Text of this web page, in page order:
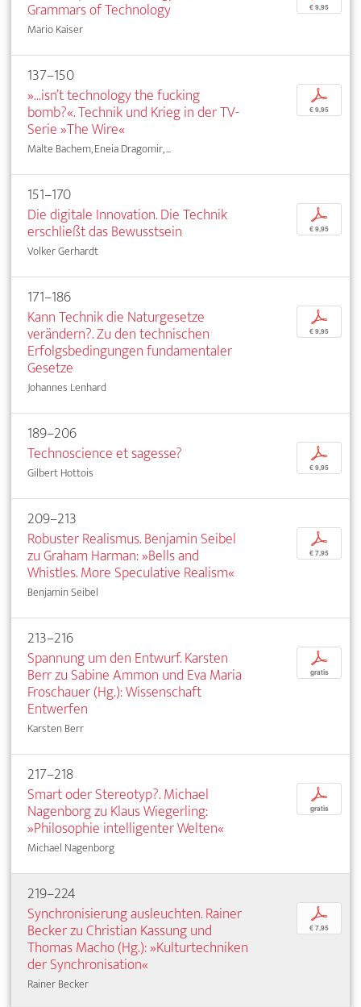
Grammars of Technology
Mario Kaiser
€ 9,95
137–150
»...isn’t technology the fucking
bomb?«. Technik und Krieg in der TV-
Serie »The Wire«
Malte Bachem, Eneia Dragomir, ...
p
€ 9,95
151–170
Die digitale Innovation. Die Technik
erschließt das Bewusstsein
Volker Gerhardt
p
€ 9,95
171–186
Kann Technik die Naturgesetze
verändern?. Zu den technischen
Erfolgsbedingungen fundamentaler
Gesetze
Johannes Lenhard
p
€ 9,95
189–206
Technoscience et sagesse?
Gilbert Hottois
p
€ 9,95
209–213
Robuster Realismus. Benjamin Seibel
zu Graham Harman: »Bells and
Whistles. More Speculative Realism«
Benjamin Seibel
p
€ 7,95
213–216
Spannung um den Entwurf. Karsten
Berr zu Sabine Ammon und Eva Maria
Froschauer (Hg.): Wissenschaft
Entwerfen
Karsten Berr
p
gratis
217–218
Smart oder Stereotyp?. Michael
Nagenborg zu Klaus Wiegerling:
»Philosophie intelligenter Welten«
Michael Nagenborg
p
gratis
219–224
Synchronisierung ausleuchten. Rainer
Becker zu Christian Kassung und
Thomas Macho (Hg.): »Kulturtechniken
der Synchronisation«
Rainer Becker
p
€ 7,95